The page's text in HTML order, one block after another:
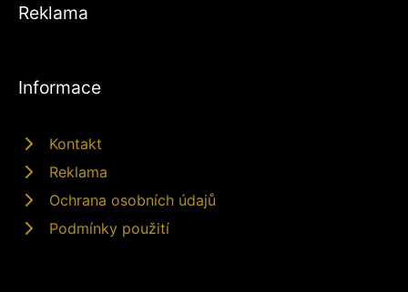
Reklama
Informace
Kontakt
Reklama
Ochrana osobních údajů
Podmínky použití